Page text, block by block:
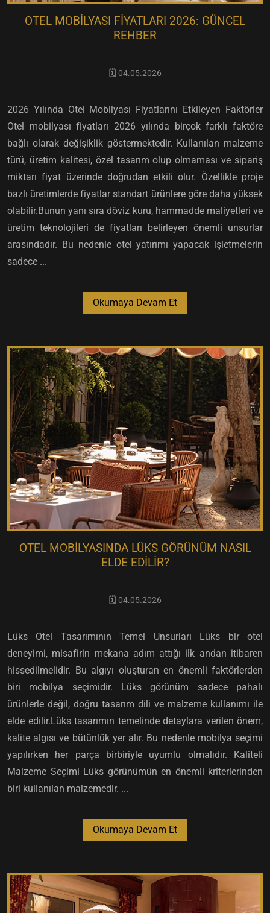
OTEL MOBILYASI FIYATLARI 2026: GÜNCEL
REHBER
🗓️ 04.05.2026
2026 Yılında Otel Mobilyası Fiyatlarını Etkileyen Faktörler
Otel mobilyası fiyatları 2026 yılında birçok farklı faktöre
bağlı olarak değişiklik göstermektedir. Kullanılan malzeme
türü, üretim kalitesi, özel tasarım olup olmaması ve sipariş
miktarı fiyat üzerinde doğrudan etkili olur. Özellikle proje
bazlı üretimlerde fiyatlar standart ürünlere göre daha yüksek
olabilir.Bunun yanı sıra döviz kuru, hammadde maliyetleri ve
üretim teknolojileri de fiyatları belirleyen önemli unsurlar
arasındadır. Bu nedenle otel yatırımı yapacak işletmelerin
sadece ...
Okumaya Devam Et
OTEL MOBILYASINDA LÜKS GÖRÜNÜM NASIL
ELDE EDILIR?
🗓️ 04.05.2026
Lüks Otel Tasarımının Temel Unsurları Lüks bir otel
deneyimi, misafirin mekana adım attığı ilk andan itibaren
hissedilmelidir. Bu algıyı oluşturan en önemli faktörlerden
biri mobilya seçimidir. Lüks görünüm sadece pahalı
ürünlerle değil, doğru tasarım dili ve malzeme kullanımı ile
elde edilir.Lüks tasarımın temelinde detaylara verilen önem,
kalite algısı ve bütünlük yer alır. Bu nedenle mobilya seçimi
yapılırken her parça birbiriyle uyumlu olmalıdır. Kaliteli
Malzeme Seçimi Lüks görünümün en önemli kriterlerinden
biri kullanılan malzemedir. ...
Okumaya Devam Et